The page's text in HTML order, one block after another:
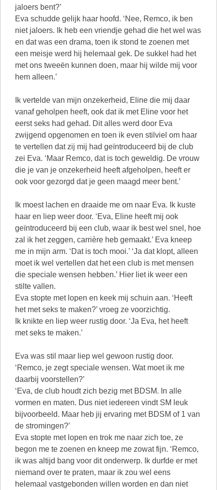
jaloers bent?’
Eva schudde gelijk haar hoofd. ‘Nee, Remco, ik ben
niet jaloers. Ik heb een vriendje gehad die het wel was
en dat was een drama, toen ik stond te zoenen met
een meisje werd hij helemaal gek. De sukkel had het
met ons tweeën kunnen doen, maar hij wilde mij voor
hem alleen.’
Ik vertelde van mijn onzekerheid, Eline die mij daar
vanaf geholpen heeft, ook dat ik met Eline voor het
eerst seks had gehad. Dit alles werd door Eva
zwijgend opgenomen en toen ik even stilviel om haar
te vertellen dat zij mij had geïntroduceerd bij de club
zei Eva. ‘Maar Remco, dat is toch geweldig. De vrouw
die je van je onzekerheid heeft afgeholpen, heeft er
ook voor gezorgd dat je geen maagd meer bent.’
Ik moest lachen en draaide me om naar Eva. Ik kuste
haar en liep weer door. ‘Eva, Eline heeft mij ook
geïntroduceerd bij een club, waar ik best wel snel, hoe
zal ik het zeggen, carrière heb gemaakt.’ Eva kneep
me in mijn arm. ‘Dat is toch mooi.’ ‘Ja dat klopt, alleen
moet ik wel vertellen dat het een club is met mensen
die speciale wensen hebben.’ Hier liet ik weer een
stilte vallen.
Eva stopte met lopen en keek mij schuin aan. ‘Heeft
het met seks te maken?’ vroeg ze voorzichtig.
Ik knikte en liep weer rustig door. ‘Ja Eva, het heeft
met seks te maken.’
Eva was stil maar liep wel gewoon rustig door.
‘Remco, je zegt speciale wensen. Wat moet ik me
daarbij voorstellen?’
‘Eva, de club houdt zich bezig met BDSM. In alle
vormen en maten. Dus niet iedereen vindt SM leuk
bijvoorbeeld. Maar heb jij ervaring met BDSM of 1 van
de stromingen?’
Eva stopte met lopen en trok me naar zich toe, ze
begon me te zoenen en kneep me zowat fijn. ‘Remco,
ik was altijd bang voor dit onderwerp. Ik durfde er met
niemand over te praten, maar ik zou wel eens
helemaal vastgebonden willen worden en dan niet